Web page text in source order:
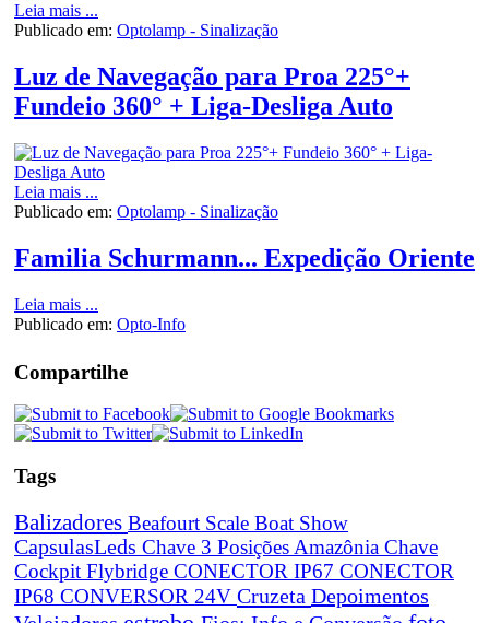
Leia mais ...
Publicado em: Optolamp - Sinalização
Luz de Navegação para Proa 225°+
Fundeio 360° + Liga-Desliga Auto
Leia mais ...
Publicado em: Optolamp - Sinalização
Familia Schurmann... Expedição Oriente
Leia mais ...
Publicado em: Opto-Info
Compartilhe
Tags
Balizadores Beafourt Scale Boat Show
CapsulasLeds Chave 3 Posições Amazônia Chave
Cockpit Flybridge CONECTOR IP67 CONECTOR
IP68 CONVERSOR 24V Cruzeta Depoimentos